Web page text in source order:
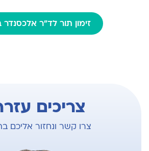
זימון תור לד"ר אלכסנדר
צריכים
צרו קשר ונחזור אליכם